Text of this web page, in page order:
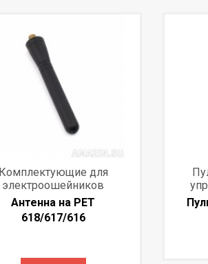
Комплектующие для
электроошейников
Антенна на PET
618/617/616